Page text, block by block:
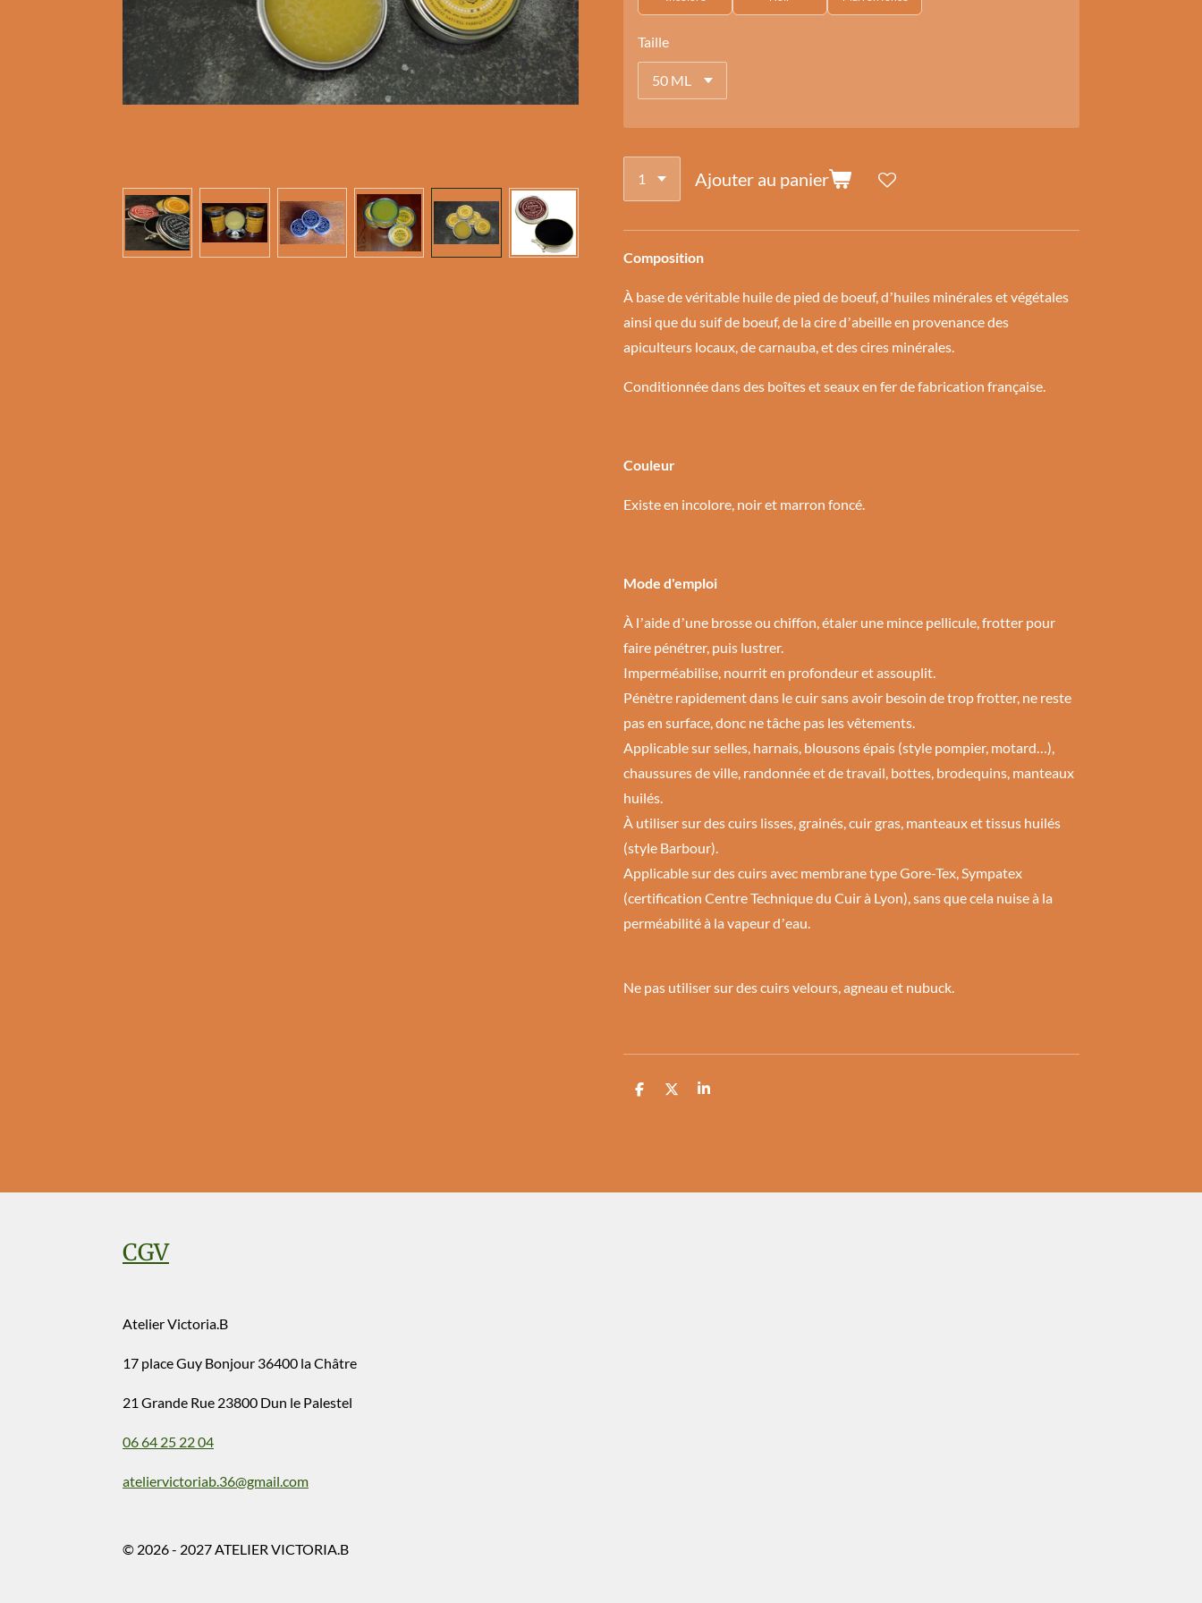
Taille
Ajouter au panier
Composition
À base de véritable huile de pied de boeuf, dʼhuiles minérales et végétales
ainsi que du suif de boeuf, de la cire dʼabeille en provenance des
apiculteurs locaux, de carnauba, et des cires minérales.
Conditionnée dans des boîtes et seaux en fer de fabrication française.
Couleur
Existe en incolore, noir et marron foncé.
Mode d'emploi
À lʼaide dʼune brosse ou chiffon, étaler une mince pellicule, frotter pour
faire pénétrer, puis lustrer.
Imperméabilise, nourrit en profondeur et assouplit.
Pénètre rapidement dans le cuir sans avoir besoin de trop frotter, ne reste
pas en surface, donc ne tâche pas les vêtements.
Applicable sur selles, harnais, blousons épais (style pompier, motard…),
chaussures de ville, randonnée et de travail, bottes, brodequins, manteaux
huilés.
À utiliser sur des cuirs lisses, grainés, cuir gras, manteaux et tissus huilés
(style Barbour).
Applicable sur des cuirs avec membrane type Gore-Tex, Sympatex
(certification Centre Technique du Cuir à Lyon), sans que cela nuise à la
perméabilité à la vapeur dʼeau.
Ne pas utiliser sur des cuirs velours, agneau et nubuck.
P
r
P
r
P
r
CGV
Atelier Victoria.B
17 place Guy Bonjour 36400 la Châtre
21 Grande Rue 23800 Dun le Palestel
06 64 25 22 04
ateliervictoriab.36@gmail.com
© 2026 - 2027 ATELIER VICTORIA.B